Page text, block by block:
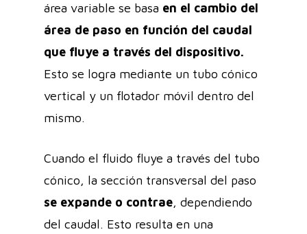
área variable se basa en el cambio del
área de paso en función del caudal
que fluye a través del dispositivo.
Esto se logra mediante un tubo cónico
vertical y un flotador móvil dentro del
mismo.
Cuando el fluido fluye a través del tubo
cónico, la sección transversal del paso
se expande o contrae, dependiendo
del caudal. Esto resulta en una